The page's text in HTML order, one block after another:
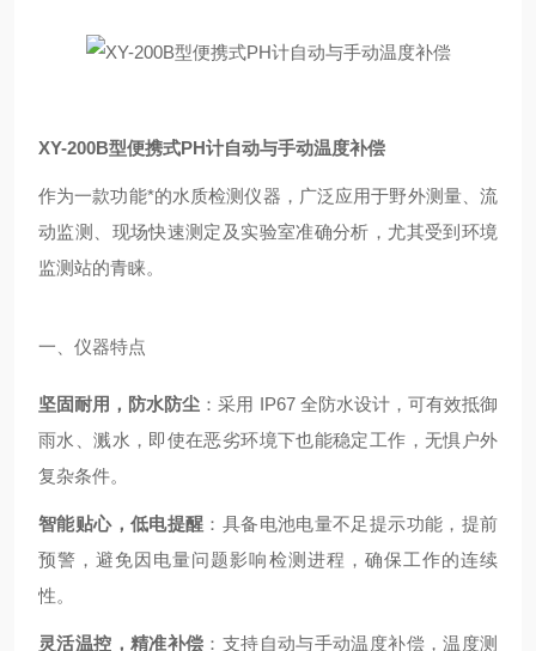
XY-200B型便携式PH计自动与手动温度补偿
作为一款功能*的水质检测仪器，广泛应用于野外测量、流
动监测、现场快速测定及实验室准确分析，尤其受到环境
监测站的青睐。
一、仪器特点
坚固耐用，防水防尘 ：采用 IP67 全防水设计，可有效抵御
雨水、溅水，即使在恶劣环境下也能稳定工作，无惧户外
复杂条件。
智能贴心，低电提醒 ：具备电池电量不足提示功能，提前
预警，避免因电量问题影响检测进程，确保工作的连续
性。
灵活温控，精准补偿 ：支持自动与手动温度补偿，温度测